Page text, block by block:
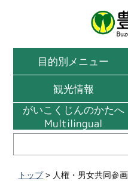
目的別メニュー
観光情報
がいこくじんのかたへ
Multilingual
トップ > 人権・男女共同参画